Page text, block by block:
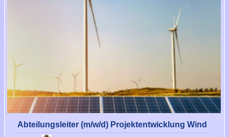
Abteilungsleiter (m/w/d) Projektentwicklung Wind